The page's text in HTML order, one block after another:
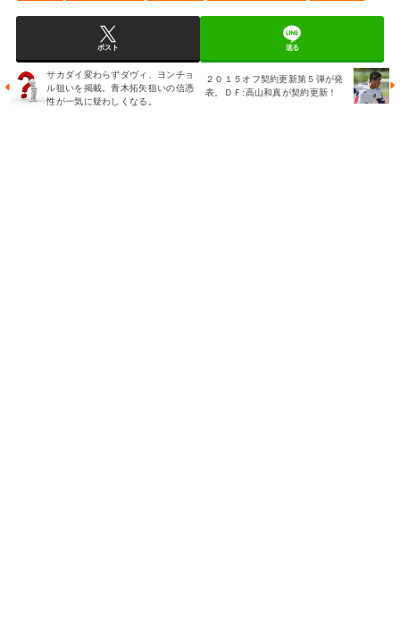
ポスト 送る
サカダイ変わらずダヴィ、ヨンチョ
ル狙いを掲載。青木拓矢狙いの信憑
性が一気に疑わしくなる。
２０１５オフ契約更新第５弾が発
表。ＤＦ:高山和真が契約更新！